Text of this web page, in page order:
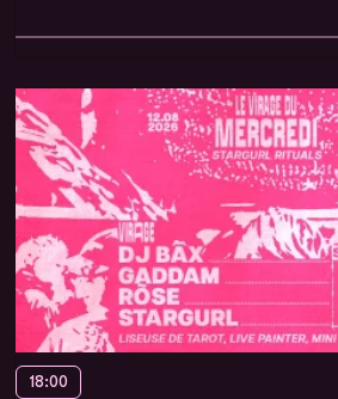
18:00